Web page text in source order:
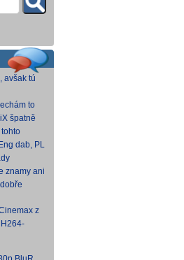
avšak tú
to
ak
špatně
dva.
dab, PL
slabší.
více mne
znamy ani
nějaké
z